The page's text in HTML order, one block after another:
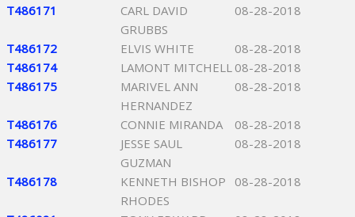
T486171
CARL DAVID
GRUBBS
08-28-2018
T486172 ELVIS WHITE
08-28-2018
T486174
LAMONT MITCHELL 08-28-2018
T486175
MARIVEL ANN
HERNANDEZ
08-28-2018
T486176 CONNIE MIRANDA
08-28-2018
T486177
JESSE SAUL
GUZMAN
08-28-2018
T486178
KENNETH BISHOP
RHODES
08-28-2018